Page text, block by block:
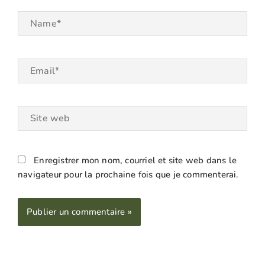
Name*
Email*
Site
Enregistrer mon nom, courriel et site web dans le
navigateur pour la prochaine fois que je commenterai.